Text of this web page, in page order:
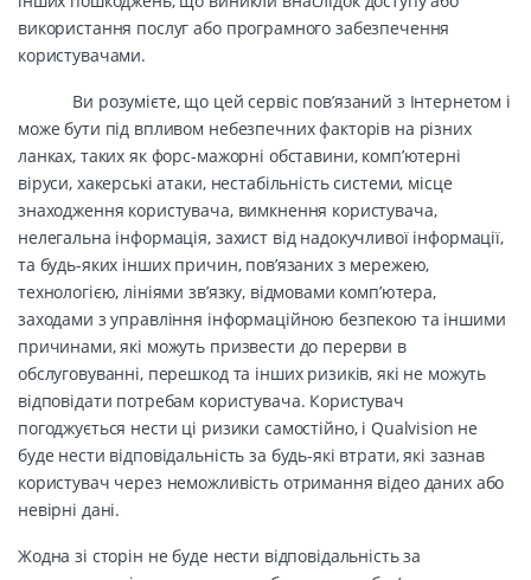
використання послуг або програмного забезпечення
користувачами.
Ви розумієте, що цей сервіс пов’язаний з Інтернетом і
може бути під впливом небезпечних факторів на різних
ланках, таких як форс-мажорні обставини, комп’ютерні
віруси, хакерські атаки, нестабільність системи, місце
знаходження користувача, вимкнення користувача,
нелегальна інформація, захист від надокучливої інформації,
та будь-яких інших причин, пов’язаних з мережею,
технологією, лініями зв’язку, відмовами комп’ютера,
заходами з управління інформаційною безпекою та іншими
причинами, які можуть призвести до перерви в
обслуговуванні, перешкод та інших ризиків, які не можуть
відповідати потребам користувача. Користувач
погоджується нести ці ризики самостійно, і Qualvision не
буде нести відповідальність за будь-які втрати, які зазнав
користувач через неможливість отримання відео даних або
невірні дані.
Жодна зі сторін не буде нести відповідальність за